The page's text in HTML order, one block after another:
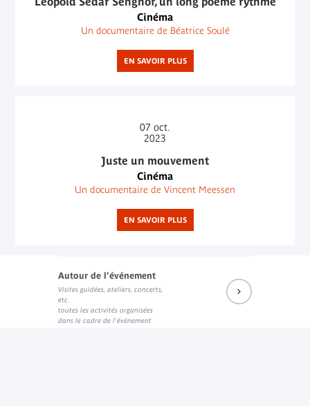
Cinéma
Un documentaire de Béatrice Soulé
EN SAVOIR PLUS
07 oct.
2023
Juste un mouvement
Cinéma
Un documentaire de Vincent Meessen
EN SAVOIR PLUS
Autour de l'événement
Visites guidées, ateliers, concerts,
etc.
toutes les activités organisées
dans le cadre de l'événement